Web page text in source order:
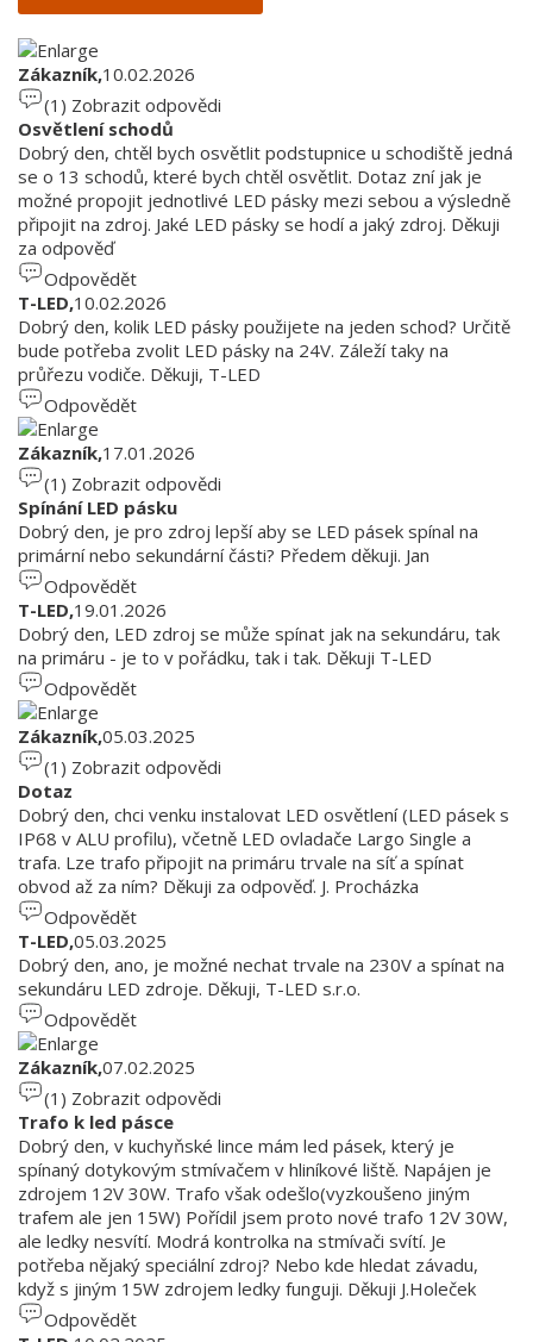
Zákazník,10.02.2026
(1) Zobrazit odpovědi
Osvětlení schodů
Dobrý den, chtěl bych osvětlit podstupnice u schodiště jedná
se o 13 schodů, které bych chtěl osvětlit. Dotaz zní jak je
možné propojit jednotlivé LED pásky mezi sebou a výsledně
připojit na zdroj. Jaké LED pásky se hodí a jaký zdroj. Děkuji
za odpověď
Odpovědět
T-LED,10.02.2026
Dobrý den, kolik LED pásky použijete na jeden schod? Určitě
bude potřeba zvolit LED pásky na 24V. Záleží taky na
průřezu vodiče. Děkuji, T-LED
Odpovědět
Zákazník,17.01.2026
(1) Zobrazit odpovědi
Spínání LED pásku
Dobrý den, je pro zdroj lepší aby se LED pásek spínal na
primární nebo sekundární části? Předem děkuji. Jan
Odpovědět
T-LED,19.01.2026
Dobrý den, LED zdroj se může spínat jak na sekundáru, tak
na primáru - je to v pořádku, tak i tak. Děkuji T-LED
Odpovědět
Zákazník,05.03.2025
(1) Zobrazit odpovědi
Dotaz
Dobrý den, chci venku instalovat LED osvětlení (LED pásek s
IP68 v ALU profilu), včetně LED ovladače Largo Single a
trafa. Lze trafo připojit na primáru trvale na síť a spínat
obvod až za ním? Děkuji za odpověď. J. Procházka
Odpovědět
T-LED,05.03.2025
Dobrý den, ano, je možné nechat trvale na 230V a spínat na
sekundáru LED zdroje. Děkuji, T-LED s.r.o.
Odpovědět
Zákazník,07.02.2025
(1) Zobrazit odpovědi
Trafo k led pásce
Dobrý den, v kuchyňské lince mám led pásek, který je
spínaný dotykovým stmívačem v hliníkové liště. Napájen je
zdrojem 12V 30W. Trafo však odešlo(vyzkoušeno jiným
trafem ale jen 15W) Pořídil jsem proto nové trafo 12V 30W,
ale ledky nesvítí. Modrá kontrolka na stmívači svítí. Je
potřeba nějaký speciální zdroj? Nebo kde hledat závadu,
když s jiným 15W zdrojem ledky funguji. Děkuji J.Holeček
Odpovědět